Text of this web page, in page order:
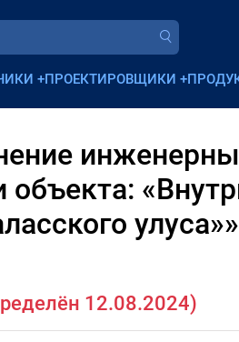
+ПРОЕКТИРОВЩИКИ +
объекта:
улуса»»
12.08.2024)